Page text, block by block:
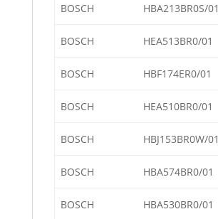
BOSCH HBA213BR0S/01
BOSCH HEA513BR0/01
BOSCH HBF174ER0/01
BOSCH HEA510BR0/01
BOSCH HBJ153BR0W/01
BOSCH HBA574BR0/01
BOSCH HBA530BR0/01